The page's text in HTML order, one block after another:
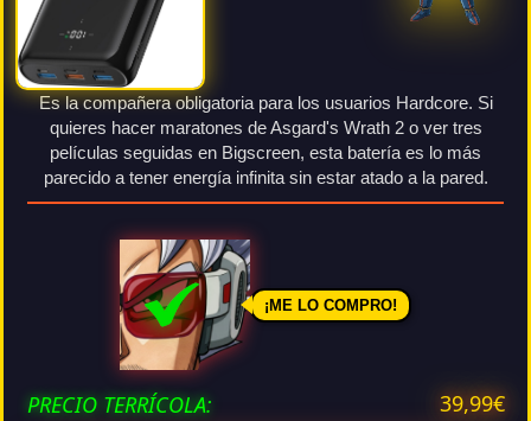
Es la compañera obligatoria para los usuarios Hardcore. Si
quieres hacer maratones de Asgard's Wrath 2 o ver tres
películas seguidas en Bigscreen, esta batería es lo más
parecido a tener energía infinita sin estar atado a la pared.
¡ME LO COMPRO!
PRECIO TERRÍCOLA: 39,99€